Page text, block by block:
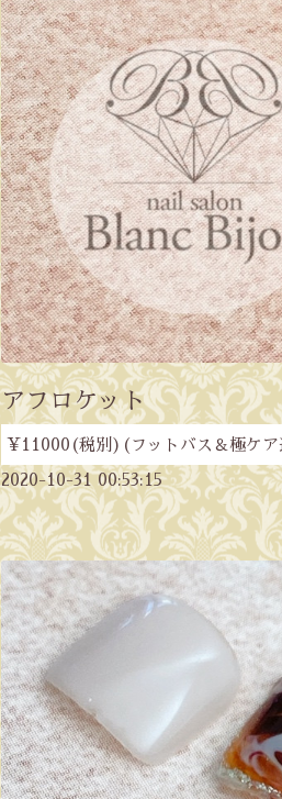
アフロケット
¥11000(税別)(フットバス＆極ケ
2020-10-31 00:53:15